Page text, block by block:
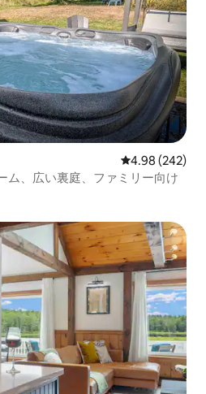
レビュー242
4.98 (242)
ム、広い裏庭、ファミリー向け
す。